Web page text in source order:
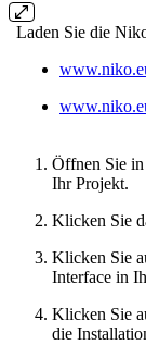
Laden Sie die
Öffnen Sie
Ihr Projekt.
Klicken Sie
Klicken Sie
Interface in
Klicken Sie
die